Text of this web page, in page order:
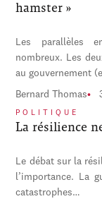
hamster »
Les parallèles
nombreux. Les
au gouvernement
Bernard Thomas
POLITIQUE
La résilience
Le débat sur la
l’importance. La
catastrophes…